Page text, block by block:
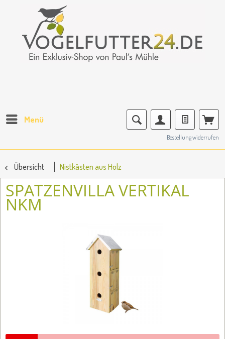
Menü
Bestellung widerrufen
Übersicht Nistkästen aus Holz
SPATZENVILLA VERTIKAL
NKM